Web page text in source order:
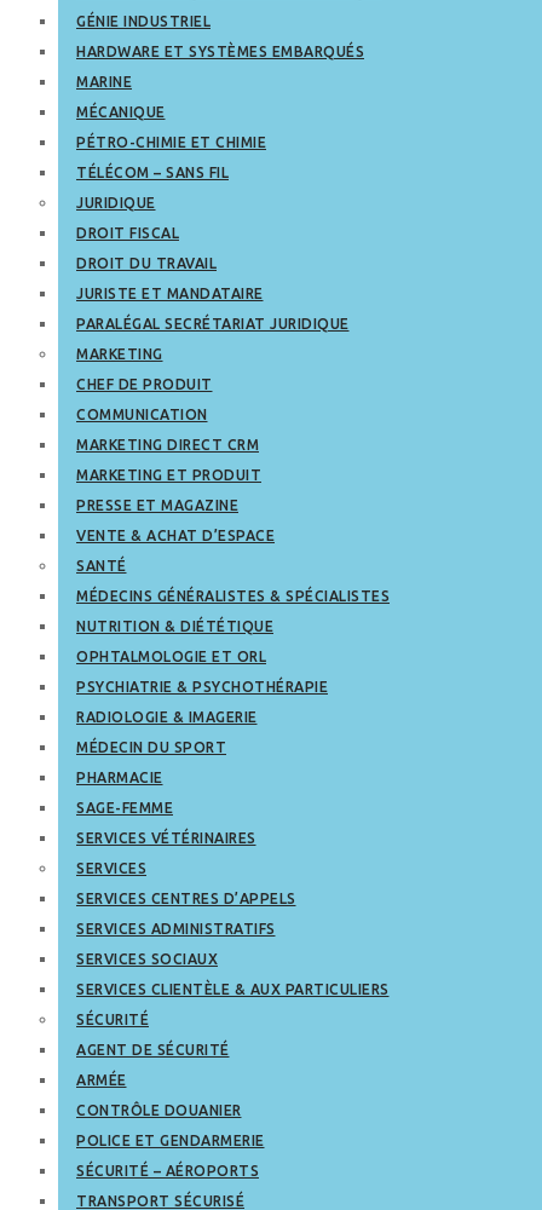
GÉNIE INDUSTRIEL
HARDWARE ET SYSTÈMES EMBARQUÉS
MARINE
MÉCANIQUE
PÉTRO-CHIMIE ET CHIMIE
TÉLÉCOM – SANS FIL
JURIDIQUE
DROIT FISCAL
DROIT DU TRAVAIL
JURISTE ET MANDATAIRE
PARALÉGAL SECRÉTARIAT JURIDIQUE
MARKETING
CHEF DE PRODUIT
COMMUNICATION
MARKETING DIRECT CRM
MARKETING ET PRODUIT
PRESSE ET MAGAZINE
VENTE & ACHAT D’ESPACE
SANTÉ
MÉDECINS GÉNÉRALISTES & SPÉCIALISTES
NUTRITION & DIÉTÉTIQUE
OPHTALMOLOGIE ET ORL
PSYCHIATRIE & PSYCHOTHÉRAPIE
RADIOLOGIE & IMAGERIE
MÉDECIN DU SPORT
PHARMACIE
SAGE-FEMME
SERVICES VÉTÉRINAIRES
SERVICES
SERVICES CENTRES D’APPELS
SERVICES ADMINISTRATIFS
SERVICES SOCIAUX
SERVICES CLIENTÈLE & AUX PARTICULIERS
SÉCURITÉ
AGENT DE SÉCURITÉ
ARMÉE
CONTRÔLE DOUANIER
POLICE ET GENDARMERIE
SÉCURITÉ – AÉROPORTS
TRANSPORT SÉCURISÉ